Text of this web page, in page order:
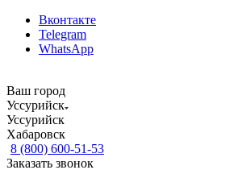
Вконтакте
Telegram
WhatsApp
Ваш город
Уссурийск
Уссурийск
Хабаровск
8 (800) 600-51-53
Заказать звонок